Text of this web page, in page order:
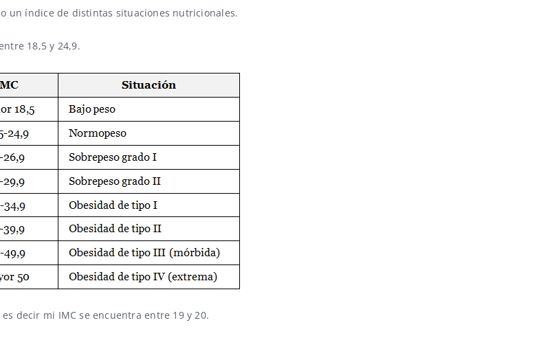
un índice de distintas situaciones nutricionales.
18,5 y 24,9.
decir mi IMC se encuentra entre 19 y 20.